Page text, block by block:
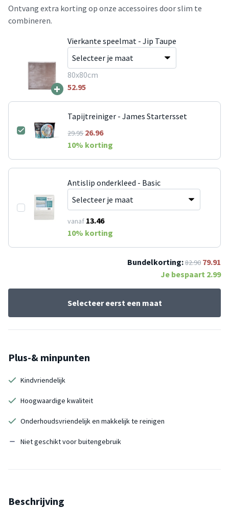
Ontvang extra korting op onze accessoires door slim te
combineren.
+
Vierkante speelmat - Jip Taupe
80x80cm
52.95
Tapijtreiniger - James Startersset
29.9526.96
10% korting
Antislip onderkleed - Basic
vanaf 13.46
10% korting
Bundelkorting:82.90 79.91
Je bespaart 2.99
Selecteer eerst een maat
Plus-& minpunten
Kindvriendelijk
Hoogwaardige kwaliteit
Onderhoudsvriendelijk en makkelijk te reinigen
Niet geschikt voor buitengebruik
Beschrijving